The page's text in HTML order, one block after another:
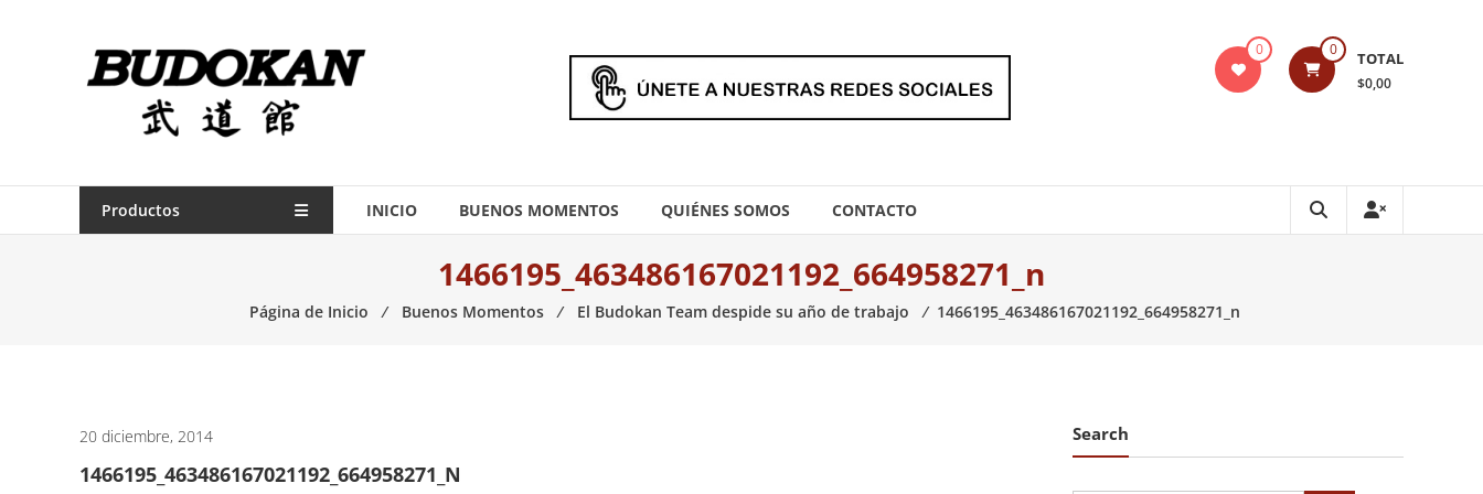
Indumentaria
para
artes
marciales
Todo
lo
marciales.
0 0 TOTAL
$0,00
Productos INICIO BUENOS MOMENTOS QUIÉNES SOMOS CONTACTO
1466195_463486167021192_664958271_n
Página de Inicio ⁄ Buenos Momentos ⁄ El Budokan Team despide su año de trabajo ⁄ 1466195_463486167021192_664958271_n
20 diciembre, 2014
1466195_463486167021192_664958271_N
Search